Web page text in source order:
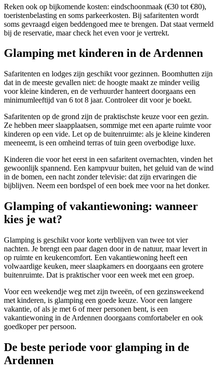
Reken ook op bijkomende kosten: eindschoonmaak (€30 tot €80),
toeristenbelasting en soms parkeerkosten. Bij safaritenten wordt
soms gevraagd eigen beddengoed mee te brengen. Dat staat vermeld
bij de reservatie, maar check het even voor je vertrekt.
Glamping met kinderen in de Ardennen
Safaritenten en lodges zijn geschikt voor gezinnen. Boomhutten zijn
dat in de meeste gevallen niet: de hoogte maakt ze minder veilig
voor kleine kinderen, en de verhuurder hanteert doorgaans een
minimumleeftijd van 6 tot 8 jaar. Controleer dit voor je boekt.
Safaritenten op de grond zijn de praktischste keuze voor een gezin.
Ze hebben meer slaapplaatsen, sommige met een aparte ruimte voor
kinderen op een vide. Let op de buitenruimte: als je kleine kinderen
meeneemt, is een omheind terras of tuin geen overbodige luxe.
Kinderen die voor het eerst in een safaritent overnachten, vinden het
gewoonlijk spannend. Een kampvuur buiten, het geluid van de wind
in de bomen, een nacht zonder televisie: dat zijn ervaringen die
bijblijven. Neem een bordspel of een boek mee voor na het donker.
Glamping of vakantiewoning: wanneer
kies je wat?
Glamping is geschikt voor korte verblijven van twee tot vier
nachten. Je brengt een paar dagen door in de natuur, maar levert in
op ruimte en keukencomfort. Een vakantiewoning heeft een
volwaardige keuken, meer slaapkamers en doorgaans een grotere
buitenruimte. Dat is praktischer voor een week met een groep.
Voor een weekendje weg met zijn tweeën, of een gezinsweekend
met kinderen, is glamping een goede keuze. Voor een langere
vakantie, of als je met 6 of meer personen bent, is een
vakantiewoning in de Ardennen doorgaans comfortabeler en ook
goedkoper per persoon.
De beste periode voor glamping in de
Ardennen